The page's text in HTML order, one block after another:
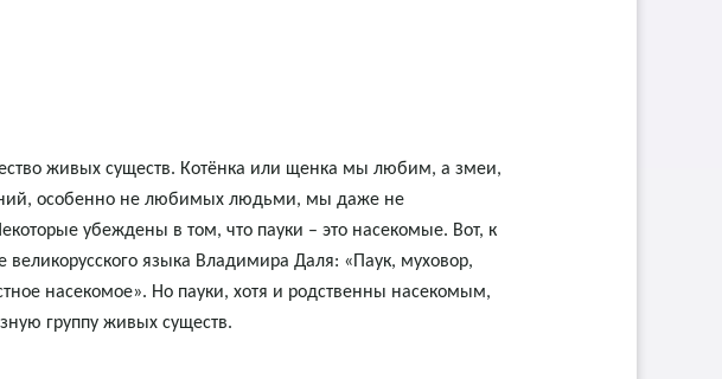
живых существ. Котёнка или щенка мы любим, а змеи,
особенно не любимых людьми, мы даже не
убеждены в том, что пауки – это насекомые. Вот, к
языка Владимира Даля: «Паук, муховор,
насекомое». Но пауки, хотя и родственны насекомым,
группу живых существ.